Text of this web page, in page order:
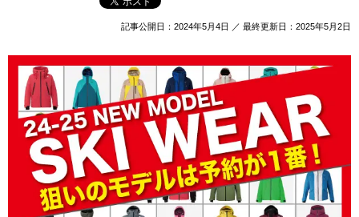
記事公開日：2024年5月4日 ／ 最終更新日：2025年5月2日